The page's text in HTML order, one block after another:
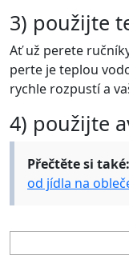
3) použijte
Ať už perete
perte je teplou
rychle rozpustí a
4) použijte
Přečtěte si také:
od jídla na